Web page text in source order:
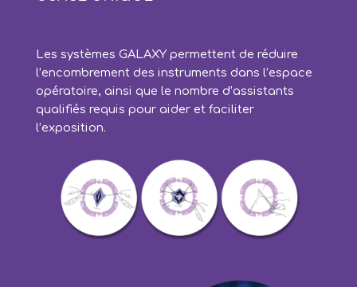
Les systèmes GALAXY permettent de réduire
l’encombrement des instruments dans l’espace
opératoire, ainsi que le nombre d’assistants
qualifiés requis pour aider et faciliter
l’exposition.